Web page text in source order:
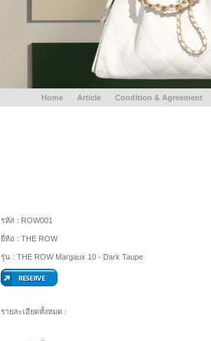
Home Article Condition & Agreement
รหัส : ROW001
ยี่ห้อ : THE ROW
รุ่น : THE ROW Margaux 10 - Dark Taupe
รายละเอียดทั้งหมด :